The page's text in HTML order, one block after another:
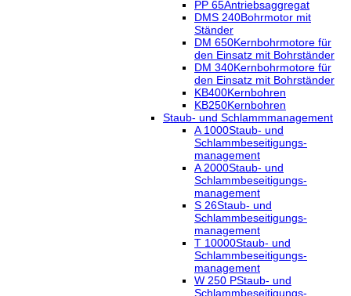
PP 65Antriebsaggregat
DMS 240Bohrmotor mit
Ständer
DM 650Kernbohrmotore für
den Einsatz mit Bohrständer
DM 340Kernbohrmotore für
den Einsatz mit Bohrständer
KB400Kernbohren
KB250Kernbohren
Staub- und Schlammmanagement
A 1000Staub- und
Schlammbeseitigungs-
management
A 2000Staub- und
Schlammbeseitigungs-
management
S 26Staub- und
Schlammbeseitigungs-
management
T 10000Staub- und
Schlammbeseitigungs-
management
W 250 PStaub- und
Schlammbeseitigungs-